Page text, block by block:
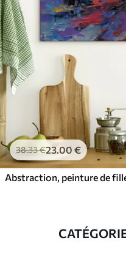
38.33€23.00 €
Abstraction, peinture de